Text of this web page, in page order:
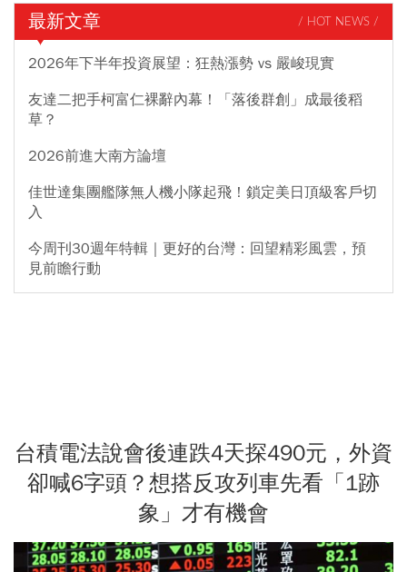
最新文章 / HOT NEWS /
2026年下半年投資展望：狂熱漲勢 vs 嚴峻現實
友達二把手柯富仁裸辭內幕！「落後群創」成最後稻
草？
2026前進大南方論壇
佳世達集團艦隊無人機小隊起飛！鎖定美日頂級客戶切
入
今周刊30週年特輯｜更好的台灣：回望精彩風雲，預
見前瞻行動
台積電法說會後連跌4天探490元，外資
卻喊6字頭？想搭反攻列車先看「1跡
象」才有機會